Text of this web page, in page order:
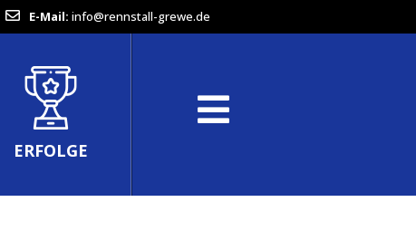
E-Mail: info@rennstall-grewe.de
ERFOLGE